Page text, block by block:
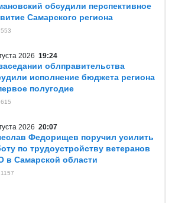
обсудили перспективное
Самарского региона
553
2026 19:24
облправительства
исполнение бюджета региона
полугодие
615
2026 20:07
Федорищев поручил усилить
по трудоустройству ветеранов
в Самарской области
1157